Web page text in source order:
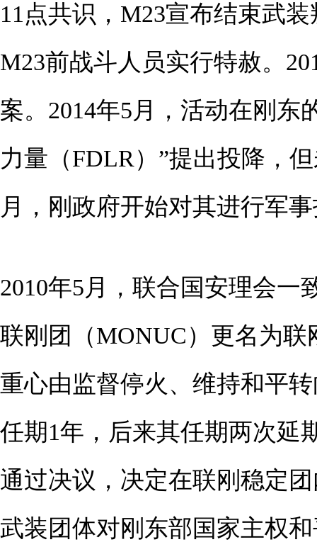
11点共识，M23宣布结束武
M23前战斗人员实行特赦。
案。2014年5月，活动在刚东
力量（FDLR）”提出投降，
月，刚政府开始对其进行军
2010年5月，联合国安理会一
联刚团（MONUC）更名为
重心由监督停火、维持和平
任期1年，后来其任期两次延
通过决议，决定在联刚稳定
武装团体对刚东部国家主权